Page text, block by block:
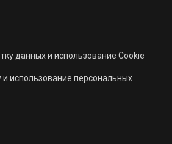
данных и использование Cookie
и использование персональных